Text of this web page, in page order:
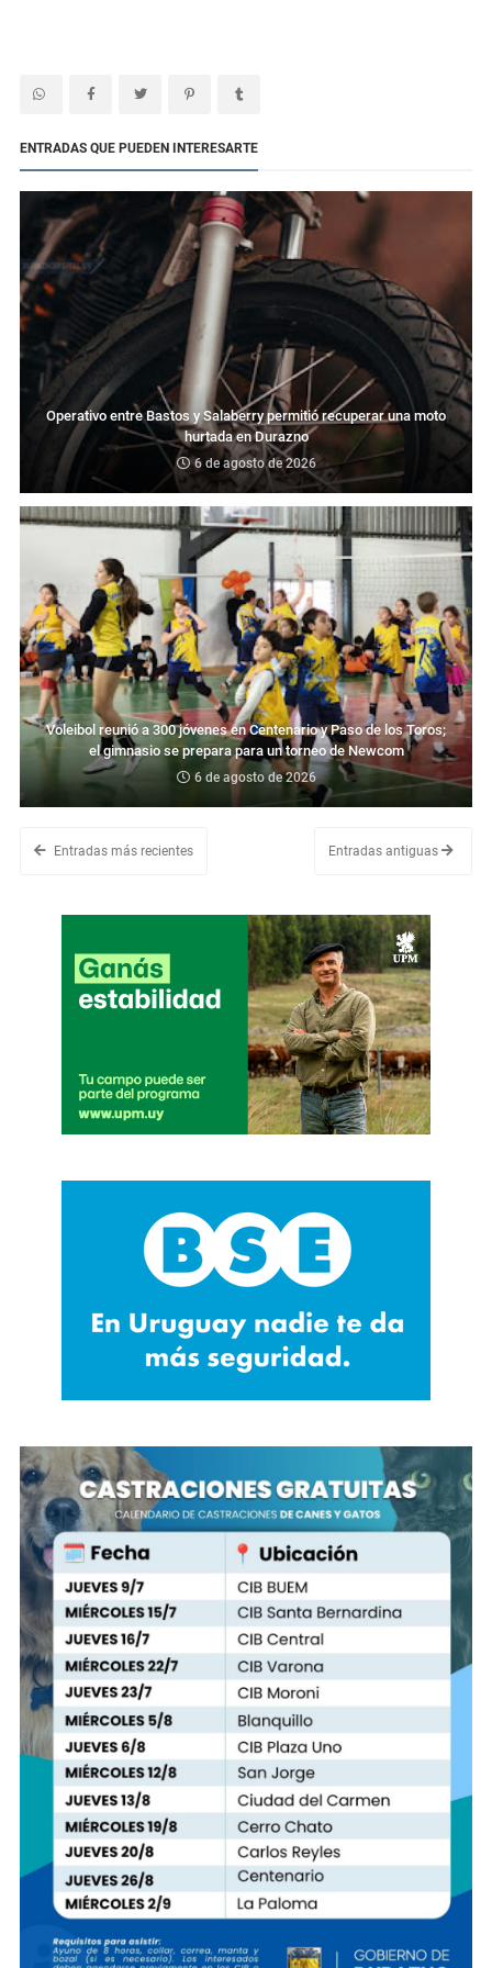
ENTRADAS QUE PUEDEN INTERESARTE
Operativo entre Bastos y Salaberry permitió recuperar una moto
hurtada en Durazno
6 de agosto de 2026
Voleibol reunió a 300 jóvenes en Centenario y Paso de los Toros;
el gimnasio se prepara para un torneo de Newcom
6 de agosto de 2026
Entradas más recientes Entradas antiguas